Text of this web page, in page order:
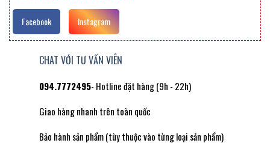
Facebook Instagram
CHAT VỚI TƯ VẤN VIÊN
094.7772495- Hotline đặt hàng (9h - 22h)
Giao hàng nhanh trên toàn quốc
Bảo hành sản phẩm (tùy thuộc vào từng loại sản phẩm)